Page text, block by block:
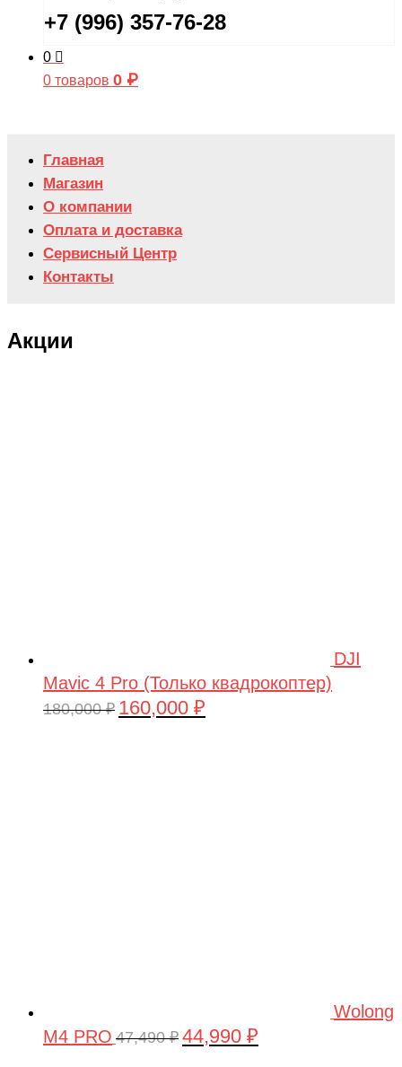
+7 (996) 357-76-28
0
0 товаров 0 ₽
Главная
Магазин
О компании
Оплата и доставка
Сервисный Центр
Контакты
Акции
DJI
Mavic 4 Pro (Только квадрокоптер)
180,000₽ Первоначальная
160,000 ₽
Wolong
M4 PRO 47,490₽ Первоначальная
44,990 ₽